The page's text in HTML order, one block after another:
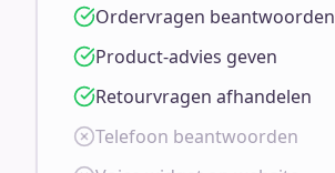
Ordervragen beantwoorden
Product-advies geven
Retourvragen afhandelen
Telefoon beantwoorden